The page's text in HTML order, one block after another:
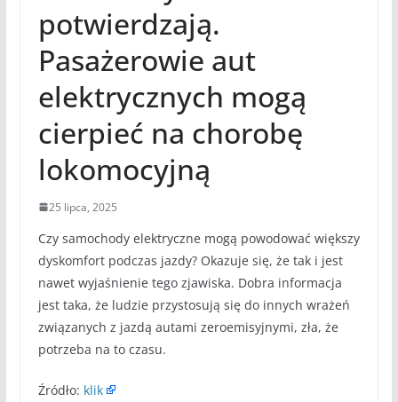
potwierdzają.
Pasażerowie aut
elektrycznych mogą
cierpieć na chorobę
lokomocyjną
25 lipca, 2025
Czy samochody elektryczne mogą powodować większy
dyskomfort podczas jazdy? Okazuje się, że tak i jest
nawet wyjaśnienie tego zjawiska. Dobra informacja
jest taka, że ludzie przystosują się do innych wrażeń
związanych z jazdą autami zeroemisyjnymi, zła, że
potrzeba na to czasu.
Źródło: klik